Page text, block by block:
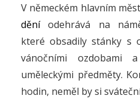
V německém hlavním
děníodehrává na
které obsadily stánky s
vánočními ozdobami
uměleckými předměty.
hodin, neměl by si